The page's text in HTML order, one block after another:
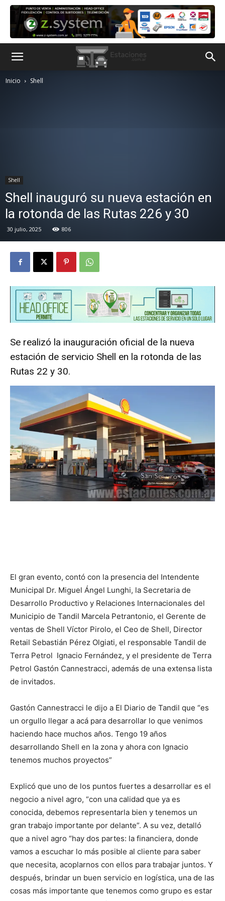
Inicio Shell
Shell
Shell inauguró su nueva estación en
la rotonda de las Rutas 226 y 30
30 julio, 2025 806
Se realizó la inauguración oficial de la nueva
estación de servicio Shell en la rotonda de las
Rutas 22 y 30.
El gran evento, contó con la presencia del Intendente
Municipal Dr. Miguel Ángel Lunghi, la Secretaria de
Desarrollo Productivo y Relaciones Internacionales del
Municipio de Tandil Marcela Petrantonio, el Gerente de
ventas de Shell Víctor Pirolo, el Ceo de Shell, Director
Retail Sebastián Pérez Olgiati, el responsable Tandil de
Terra Petrol Ignacio Fernández, y el presidente de Terra
Petrol Gastón Cannestracci, además de una extensa lista
de invitados.
Gastón Cannestracci le dijo a El Diario de Tandil que “es
un orgullo llegar a acá para desarrollar lo que venimos
haciendo hace muchos años. Tengo 19 años
desarrollando Shell en la zona y ahora con Ignacio
tenemos muchos proyectos”
Explicó que uno de los puntos fuertes a desarrollar es el
negocio a nivel agro, “con una calidad que ya es
conocida, debemos representarla bien y tenemos un
gran trabajo importante por delante”. A su vez, detalló
que a nivel agro “hay dos partes: la financiera, donde
vamos a escuchar lo más posible al cliente para saber
que necesita, acoplarnos con ellos para trabajar juntos. Y
después, brindar un buen servicio en logística, una de las
cosas más importante que tenemos como grupo es estar